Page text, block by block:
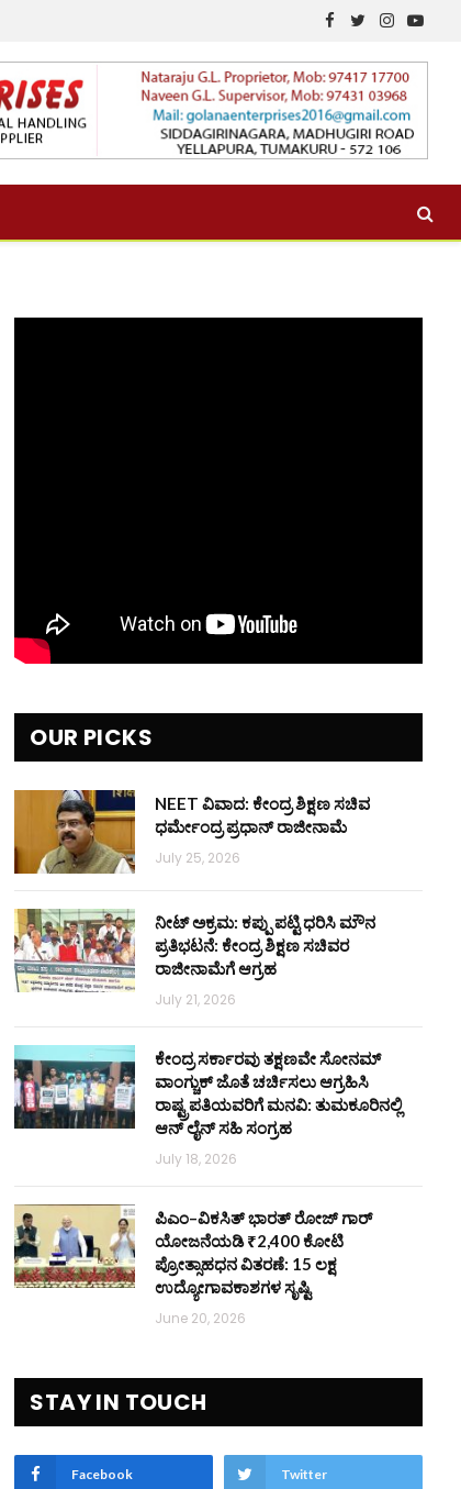
Facebook
TwitterInstagram
OUR PICKS
NEET ವಿವಾದ: ಕೇಂದ್ರ ಶಿಕ್ಷಣ ಸಚಿವ
ಧರ್ಮೇಂದ್ರ ಪ್ರಧಾನ್ ರಾಜೀನಾಮೆ
July 25, 2026
ನೀಟ್ ಅಕ್ರಮ: ಕಪ್ಪು ಪಟ್ಟಿ ಧರಿಸಿ ಮೌನ
ಪ್ರತಿಭಟನೆ: ಕೇಂದ್ರ ಶಿಕ್ಷಣ ಸಚಿವರ
ರಾಜೀನಾಮೆಗೆ ಆಗ್ರಹ
July 21, 2026
ಕೇಂದ್ರ ಸರ್ಕಾರವು ತಕ್ಷಣವೇ ಸೋನಮ್
ವಾಂಗ್ಚುಕ್ ಜೊತೆ ಚರ್ಚಿಸಲು ಆಗ್ರಹಿಸಿ
ರಾಷ್ಟ್ರಪತಿಯವರಿಗೆ ಮನವಿ: ತುಮಕೂರಿನಲ್ಲಿ
ಆನ್‌ ಲೈನ್ ಸಹಿ ಸಂಗ್ರಹ
July 18, 2026
ಪಿಎಂ–ವಿಕಸಿತ್ ಭಾರತ್ ರೋಜ್‌ ಗಾರ್
ಯೋಜನೆಯಡಿ ₹2,400 ಕೋಟಿ
ಪ್ರೋತ್ಸಾಹಧನ ವಿತರಣೆ: 15 ಲಕ್ಷ
ಉದ್ಯೋಗಾವಕಾಶಗಳ ಸೃಷ್ಟಿ
June 20, 2026
STAY IN TOUCH
Facebook Twitter